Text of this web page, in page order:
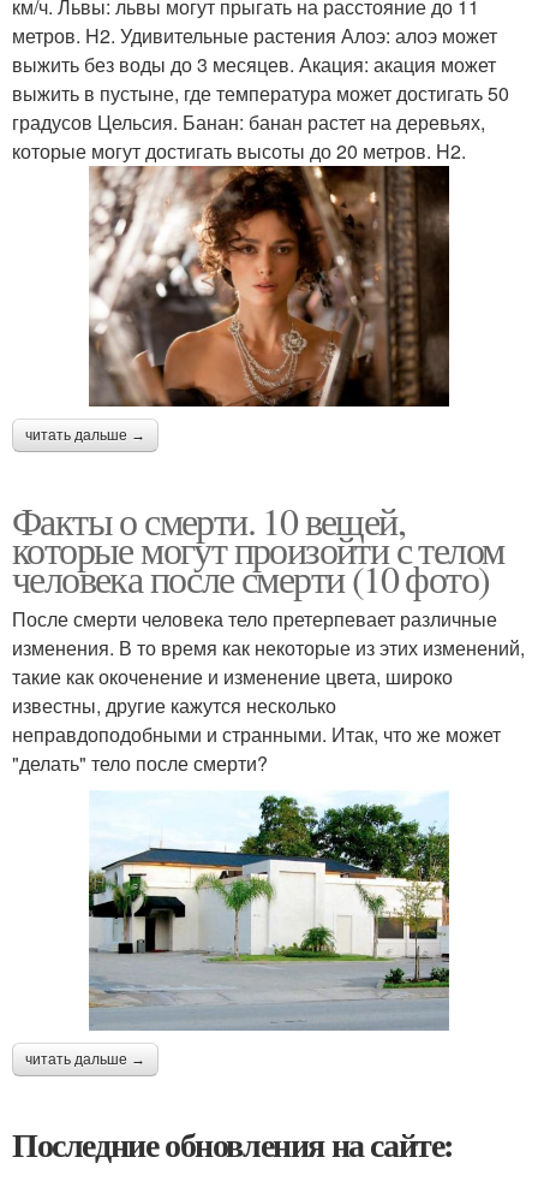
км/ч. Львы: львы могут прыгать на расстояние до 11
метров. H2. Удивительные растения Алоэ: алоэ может
выжить без воды до 3 месяцев. Акация: акация может
выжить в пустыне, где температура может достигать 50
градусов Цельсия. Банан: банан растет на деревьях,
которые могут достигать высоты до 20 метров. H2.
читать дальше →
Факты о смерти. 10 вещей,
которые могут произойти с телом
человека после смерти (10 фото)
После смерти человека тело претерпевает различные
изменения. В то время как некоторые из этих изменений,
такие как окоченение и изменение цвета, широко
известны, другие кажутся несколько
неправдоподобными и странными. Итак, что же может
"делать" тело после смерти?
читать дальше →
Последние обновления на сайте: